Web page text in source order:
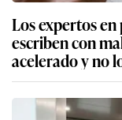
Los expertos
escriben con
acelerado y no